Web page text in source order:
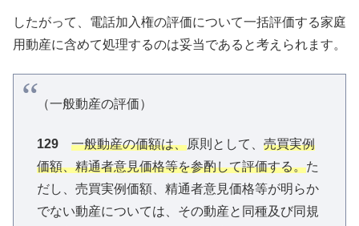
したがって、電話加入権の評価について一括評価する家庭
用動産に含めて処理するのは妥当であると考えられます。
（一般動産の評価）
129 一般動産の価額は、原則として、 売買実例
価額、精通者意見価格等を参酌して評価する。た
だし、売買実例価額、精通者意見価格等が明らか
でない動産については、その動産と同種及び同規